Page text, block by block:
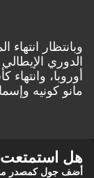
وبانتظار
الدوري
أوروبا،
مانو كونيه
هل استمتعت
أضف جول كمصدر